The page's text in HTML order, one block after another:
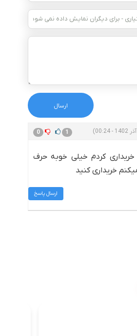
0 1
کردم خیلی خوبه حرف
خریداری کنید
ارسال پاسخ